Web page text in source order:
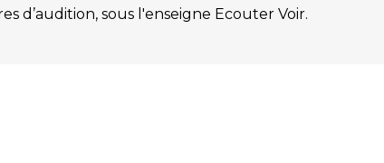
d’audition, sous l'enseigne Ecouter Voir.